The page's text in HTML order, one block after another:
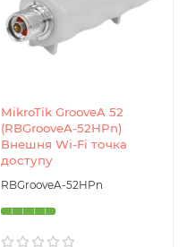
MikroTik GrooveA 52
(RBGrooveA-52HPn)
Внешня Wi-Fi точка
доступу
RBGrooveA-52HPn